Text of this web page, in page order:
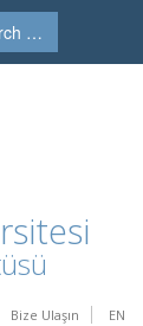
…
Bize Ulaşın EN